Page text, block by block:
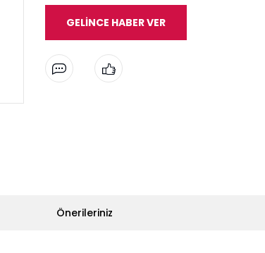
GELİNCE HABER VER
Önerileriniz